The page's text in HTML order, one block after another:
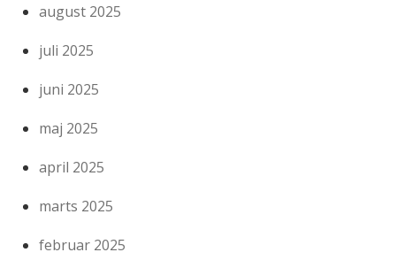
august 2025
juli 2025
juni 2025
maj 2025
april 2025
marts 2025
februar 2025